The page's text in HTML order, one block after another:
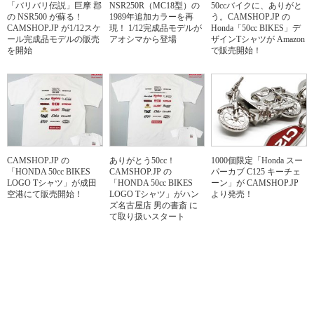
「バリバリ伝説」巨摩 郡
の NSR500 が蘇る！
CAMSHOP.JP が1/12スケ
ール完成品モデルの販売
を開始
NSR250R（MC18型）の
1989年追加カラーを再
現！ 1/12完成品モデルが
アオシマから登場
50ccバイクに、ありがと
う。CAMSHOP.JP の
Honda「50cc BIKES」デ
ザインTシャツが Amazon
で販売開始！
CAMSHOP.JP の
「HONDA 50cc BIKES
LOGO Tシャツ」が成田
空港にて販売開始！
ありがとう50cc！
CAMSHOP.JP の
「HONDA 50cc BIKES
LOGO Tシャツ」がハン
ズ名古屋店 男の書斎 に
て取り扱いスタート
1000個限定「Honda スー
パーカブ C125 キーチェ
ーン」が CAMSHOP.JP
より発売！